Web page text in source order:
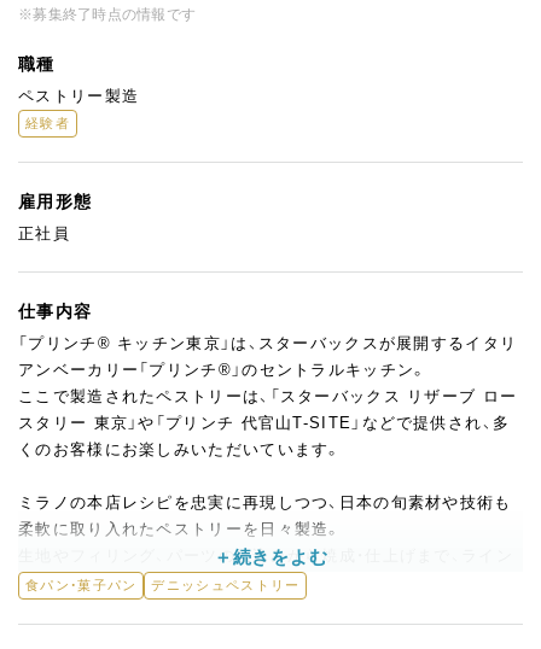
※募集終了時点の情報です
職種
ペストリー製造
経験者
雇用形態
正社員
仕事内容
「プリンチ® キッチン東京」は、スターバックスが展開するイタリ
アンベーカリー「プリンチ®」のセントラルキッチン。
ここで製造されたペストリーは、「スターバックス リザーブ ロー
スタリー 東京」や「プリンチ 代官山T-SITE」などで提供され、多
くのお客様にお楽しみいただいています。
ミラノの本店レシピを忠実に再現しつつ、日本の旬素材や技術も
柔軟に取り入れたペストリーを日々製造。
生地やフィリング、パーツの仕込みから焼成・仕上げまで、ライン
作業なしで手作業中心の丁寧なものづくりを大切にしています。
食パン・菓子パン デニッシュペストリー